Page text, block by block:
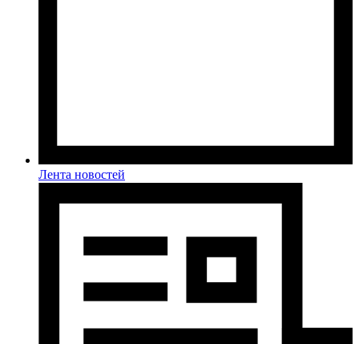
Лента новостей